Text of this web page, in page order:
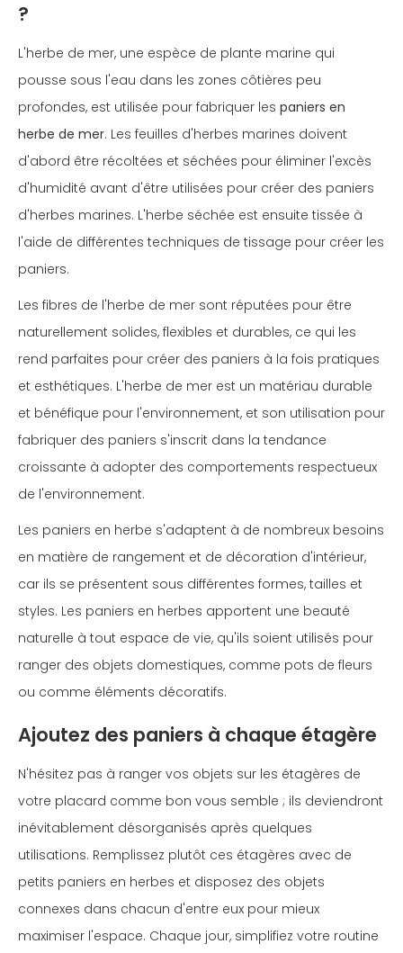
?
L'herbe de mer, une espèce de plante marine qui
pousse sous l'eau dans les zones côtières peu
profondes, est utilisée pour fabriquer les paniers en
herbe de mer. Les feuilles d'herbes marines doivent
d'abord être récoltées et séchées pour éliminer l'excès
d'humidité avant d'être utilisées pour créer des paniers
d'herbes marines. L'herbe séchée est ensuite tissée à
l'aide de différentes techniques de tissage pour créer les
paniers.
Les fibres de l'herbe de mer sont réputées pour être
naturellement solides, flexibles et durables, ce qui les
rend parfaites pour créer des paniers à la fois pratiques
et esthétiques. L'herbe de mer est un matériau durable
et bénéfique pour l'environnement, et son utilisation pour
fabriquer des paniers s'inscrit dans la tendance
croissante à adopter des comportements respectueux
de l'environnement.
Les paniers en herbe s'adaptent à de nombreux besoins
en matière de rangement et de décoration d'intérieur,
car ils se présentent sous différentes formes, tailles et
styles. Les paniers en herbes apportent une beauté
naturelle à tout espace de vie, qu'ils soient utilisés pour
ranger des objets domestiques, comme pots de fleurs
ou comme éléments décoratifs.
Ajoutez des paniers à chaque étagère
N'hésitez pas à ranger vos objets sur les étagères de
votre placard comme bon vous semble ; ils deviendront
inévitablement désorganisés après quelques
utilisations. Remplissez plutôt ces étagères avec de
petits paniers en herbes et disposez des objets
connexes dans chacun d'entre eux pour mieux
maximiser l'espace. Chaque jour, simplifiez votre routine